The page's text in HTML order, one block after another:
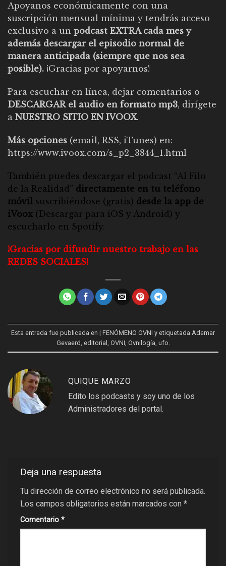
Apoyanos económicamente con una
suscripción mensual mínima y tendrás acceso
exclusivo a un podcast EXTRA cada mes y
además descargar el episodio normal de
manera anticipada (siempre que nos sea
posible). ¡Gracias por apoyarnos!
Para escuchar en línea, dejar comentarios o
DESCARGAR el audio en formato mp3, dirígete
a NUESTRO SITIO EN IVOOX.
Más opciones (email, RSS, iTunes) en:
https://www.ivoox.com/s_p2_3844_1.html
También puedes descargar el podcast “Al Filo
de la Realidad” directamente en tu teléfono
móvil suscribiéndose (gratis) desde la app de
iVoox (Descargar para iOS y Android ) y
escucharlo en Spotify.
¡Gracias por difundir nuestro trabajo en las
REDES SOCIALES!
Esta entrada fue publicada en | FENÓMENO OVNI y etiquetada Ademar
Gevaerd editorial OVNI Ovnilogía ufo
QUIQUE MARZO
Edito los podcasts y soy uno de los
Administradores del portal.
Deja una respuesta
Tu dirección de correo electrónico no será publicada.
Los campos obligatorios están marcados con *
Comentario *